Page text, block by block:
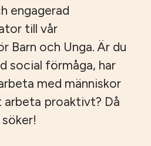
engagerad
till vår
Barn och Unga. Är du
social förmåga, har
med människor
proaktivt? Då